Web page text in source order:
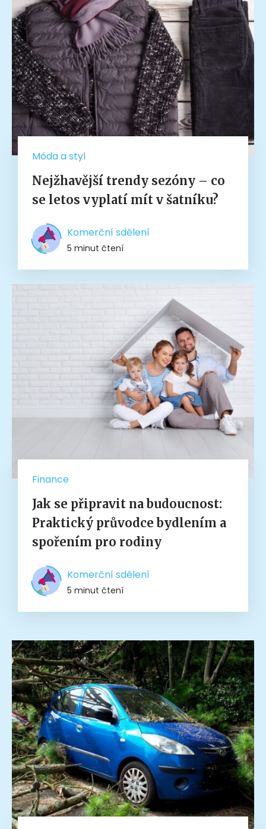
Móda a styl
Nejžhavější trendy sezóny – co
se letos vyplatí mít v šatníku?
Komerční sdělení
5 minut čtení
Finance
Jak se připravit na budoucnost:
Praktický průvodce bydlením a
spořením pro rodiny
Komerční sdělení
5 minut čtení